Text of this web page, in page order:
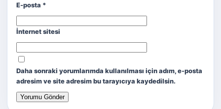
E-posta *
İnternet sitesi
Daha sonraki yorumlarımda kullanılması için adım, e-posta
adresim ve site adresim bu tarayıcıya kaydedilsin.